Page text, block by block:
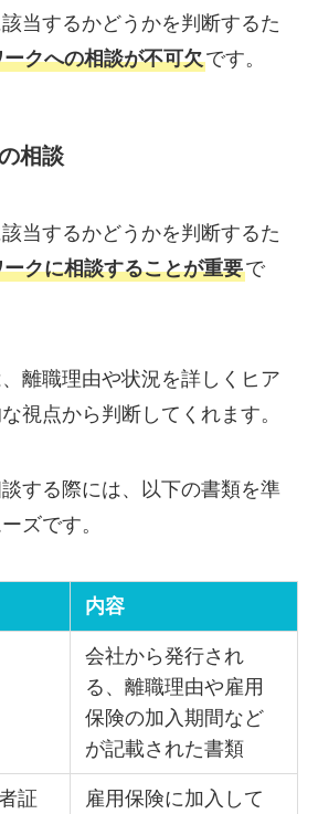
当するかどうかを判断するた
クへの相談が不可欠です。
相談
当するかどうかを判断するた
クに相談することが重要で
離職理由や状況を詳しくヒア
視点から判断してくれます。
する際には、以下の書類を準
ズです。
内容
会社から発行され
る、離職理由や雇用
保険の加入期間など
が記載された書類
証
雇用保険に加入して